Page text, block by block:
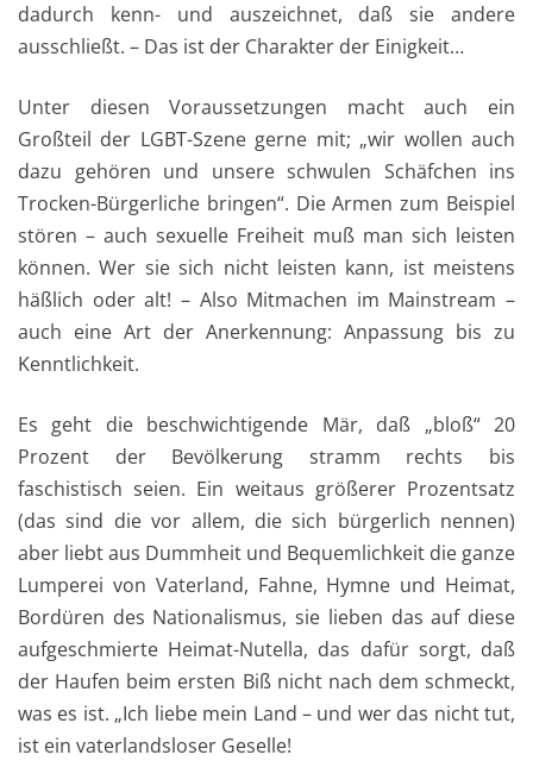
dadurch kenn- und auszeichnet, daß sie andere
ausschließt. – Das ist der Charakter der Einigkeit…
Unter diesen Voraussetzungen macht auch ein
Großteil der LGBT-Szene gerne mit; „wir wollen auch
dazu gehören und unsere schwulen Schäfchen ins
Trocken-Bürgerliche bringen“. Die Armen zum Beispiel
stören – auch sexuelle Freiheit muß man sich leisten
können. Wer sie sich nicht leisten kann, ist meistens
häßlich oder alt! – Also Mitmachen im Mainstream –
auch eine Art der Anerkennung: Anpassung bis zu
Kenntlichkeit.
Es geht die beschwichtigende Mär, daß „bloß“ 20
Prozent der Bevölkerung stramm rechts bis
faschistisch seien. Ein weitaus größerer Prozentsatz
(das sind die vor allem, die sich bürgerlich nennen)
aber liebt aus Dummheit und Bequemlichkeit die ganze
Lumperei von Vaterland, Fahne, Hymne und Heimat,
Bordüren des Nationalismus, sie lieben das auf diese
aufgeschmierte Heimat-Nutella, das dafür sorgt, daß
der Haufen beim ersten Biß nicht nach dem schmeckt,
was es ist. „Ich liebe mein Land – und wer das nicht tut,
ist ein vaterlandsloser Geselle!